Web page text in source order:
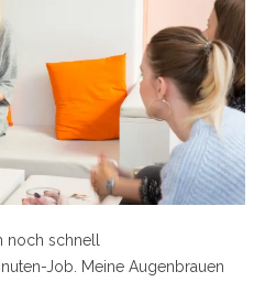
noch schnell
Job. Meine Augenbrauen